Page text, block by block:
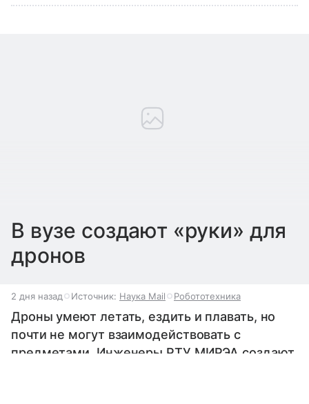
В вузе создают «руки» для
дронов
2 дня назад Источник: Наука Mail Робототехника
Дроны умеют летать, ездить и плавать, но
почти не могут взаимодействовать с
предметами. Инженеры РТУ МИРЭА создают